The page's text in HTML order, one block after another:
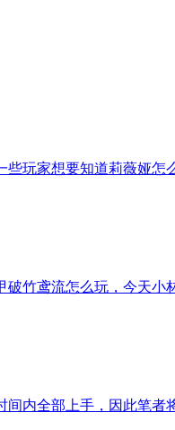
玩家想要知道莉薇娅怎
竹鸢流怎么玩，今天
内全部上手，因此笔者